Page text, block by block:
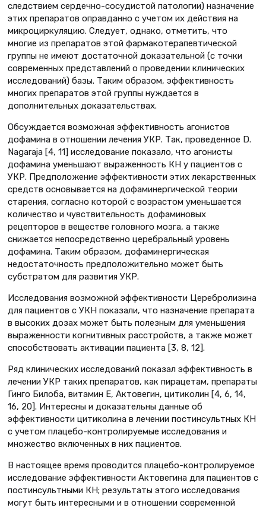
следствием сердечно-сосудистой патологии) назначение
этих препаратов оправданно с учетом их действия на
микроциркуляцию. Следует, однако, отметить, что
многие из препаратов этой фармакотерапевтической
группы не имеют достаточной доказательной (с точки
современных представлений о проведении клинических
исследований) базы. Таким образом, эффективность
многих препаратов этой группы нуждается в
дополнительных доказательствах.
Обсуждается возможная эффективность агонистов
дофамина в отношении лечения УКР. Так, проведенное D.
Nagaraja [4, 11] исследование показало, что агонисты
дофамина уменьшают выраженность КН у пациентов с
УКР. Предположение эффективности этих лекарственных
средств основывается на дофаминергической теории
старения, согласно которой с возрастом уменьшается
количество и чувствительность дофаминовых
рецепторов в веществе головного мозга, а также
снижается непосредственно церебральный уровень
дофамина. Таким образом, дофаминергическая
недостаточность предположительно может быть
субстратом для развития УКР.
Исследования возможной эффективности Церебролизина
для пациентов с УКН показали, что назначение препарата
в высоких дозах может быть полезным для уменьшения
выраженности когнитивных расстройств, а также может
способствовать активации пациента [3, 8, 12].
Ряд клинических исследований показал эффективность в
лечении УКР таких препаратов, как пирацетам, препараты
Гинго Билоба, витамин Е, Актовегин, цитиколин [4, 6, 14,
16, 20]. Интересны и доказательны данные об
эффективности цитиколина в лечении постинсультных КН
с учетом плацебо-контролируемые исследования и
множество включенных в них пациентов.
В настоящее время проводится плацебо-контролируемое
исследование эффективности Актовегина для пациентов с
постинсультными КН; результаты этого исследования
могут быть интересными и в отношении современной